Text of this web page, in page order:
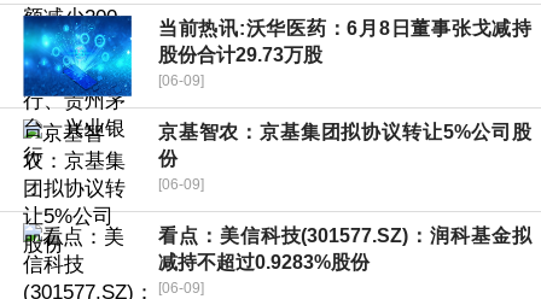
当前热讯:沃华医药：6月8日董事张戈减持
股份合计29.73万股
[06-09]
京基智农：京基集团拟协议转让5%公司股
份
[06-09]
看点：美信科技(301577.SZ)：润科基金拟
减持不超过0.9283%股份
[06-09]